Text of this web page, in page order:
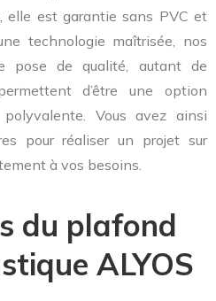
elle est garantie sans PVC et
technologie maîtrisée, nos
pose de qualité, autant de
d’être une option
Vous avez ainsi
pour réaliser un projet sur
à vos besoins.
du plafond
ALYOS